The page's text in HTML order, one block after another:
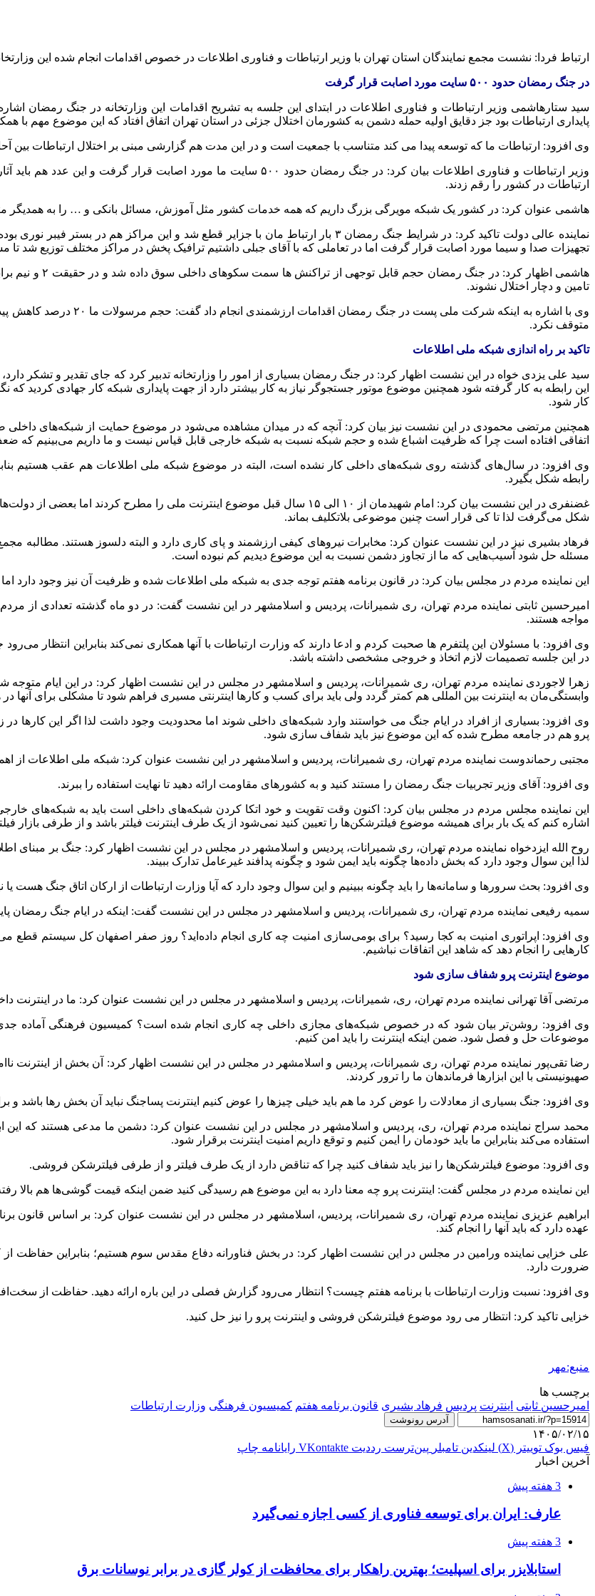
ارتباط فردا: نشست مجمع نمایندگان استان تهران با وزیر ارتباطات و فناوری اطلاعات در خصوص اقدامات انجام شده این وزارتخانه در جنگ رمضان
در جنگ رمضان حدود ۵۰۰ سایت مورد اصابت قرار گرفت
سید ستارهاشمی وزیر ارتباطات و فناوری اطلاعات در ابتدای این جلسه به تشریح اقدامات این وزارتخانه در جنگ رمضان
پایداری ارتباطات بود جز دقایق اولیه حمله دشمن به کشورمان اختلال جزئی در استان تهران اتفاق افتاد که این موضوع مهم
وی افزود: ارتباطات ما که توسعه پیدا می کند متناسب با جمعیت است و در این مدت هم گزارشی مبنی بر اختلال ارتباطات بین
وزیر ارتباطات و فناوری اطلاعات بیان کرد: در جنگ رمضان حدود ۵۰۰ سایت ما
ارتباطات در کشور را رقم زدند.
هاشمی عنوان کرد: در کشور یک شبکه مویرگی بزرگ داریم که همه خدمات کشور مثل آموزش، مسائل بانکی و … را به همدیگر
نماینده عالی دولت تاکید کرد: در شرایط جنگ رمضان ۳ بار ارتباط مان با جزایر قطع شد و این
تجهیزات صدا و سیما مورد اصابت قرار گرفت اما در تعاملی که با آقای جبلی داشتیم ترافیک پخش در مراکز مختلف توزیع شد
تامین و دچار اختلال نشوند.
وی با اشاره به اینکه شرکت
متوقف نکرد.
تاکید بر راه اندازی شبکه ملی اطلاعات
این رابطه به کار گرفته شود همچنین موضوع موتور جستجوگر نیاز به کار بیشتر دارد از جهت پایداری شبکه کار جهادی کردید
کار شود.
همچنین مرتضی محمودی در این نشست نیز بیان کرد: آنچه که در میدان مشاهده می‌شود در موضوع حمایت از شبکه‌های داخلی
اتفاقی افتاده است چرا که ظرفیت اشباع شده و حجم شبکه نسبت به شبکه خارجی قابل قیاس نیست و ما داریم می‌بینیم که
وی افزود: در سال‌های گذشته روی شبکه‌های داخلی کار نشده است، البته در موضوع شبکه ملی اطلاعات هم عقب هستیم
رابطه شکل بگیرد.
غضنفری در این نشست بیان کرد: امام شهیدمان از ۱۰ الی ۱۵ سال قبل موضوع اینترنت ملی
شکل می‌گرفت لذا تا کی قرار است چنین موضوعی بلاتکلیف بماند.
فرهاد بشیری نیز در این نشست عنوان کرد: مخابرات نیروهای کیفی ارزشمند و پای کاری دارد و البته دلسوز هستند. مطالبه
مسئله حل شود آسیب‌هایی که ما از تجاوز دشمن نسبت به این موضوع دیدیم کم نبوده است.
این نماینده مردم در مجلس بیان کرد: در قانون برنامه هفتم توجه جدی به شبکه ملی اطلاعات شده و ظرفیت آن نیز وجود دارد اما
امیرحسین ثابتی نماینده مردم تهران، ری شمیرانات، پردیس و اسلامشهر در این نشست گفت: در دو ماه گذشته تعدادی از
مواجه هستند.
وی افزود: با مسئولان این‌ پلتفرم ها صحبت کردم و ادعا دارند که وزارت ارتباطات با آنها همکاری نمی‌کند بنابراین انتظار
در این جلسه تصمیمات لازم اتخاذ و خروجی مشخصی داشته باشد.
زهرا لاجوردی نماینده مردم تهران، ری شمیرانات، پردیس و اسلامشهر در مجلس در این نشست اظهار کرد: در این ایام
وابستگی‌مان به اینترنت بین المللی هم کمتر گردد ولی باید برای کسب و کارها اینترنتی مسیری فراهم شود تا مشکلی برای آنها
وی افزود: بسیاری از افراد در ایام جنگ می خواستند وارد شبکه‌های داخلی شوند اما محدودیت وجود داشت لذا اگر این
پرو هم در جامعه مطرح شده که این موضوع نیز باید شفاف سازی شود.
مجتبی رحماندوست نماینده مردم تهران، ری شمیرانات، پردیس و اسلامشهر در این نشست عنوان کرد: شبکه ملی اطلاعات از
وی افزود: آقای وزیر تجربیات جنگ رمضان را مستند کنید و به کشورهای مقاومت ارائه دهید تا نهایت استفاده را ببرند.
این نماینده مجلس مردم در مجلس بیان کرد: اکنون وقت تقویت و خود اتکا کردن شبکه‌های داخلی است باید به شبکه‌های خارجی
اشاره کنم که یک بار برای همیشه موضوع فیلترشکن‌ها را تعیین کنید نمی‌شود از یک طرف اینترنت فیلتر باشد و از طرفی بازار
روح الله ایزدخواه نماینده مردم تهران، ری شمیرانات، پردیس و اسلامشهر در مجلس در این نشست اظهار کرد: جنگ بر
لذا این سوال وجود دارد که بخش داده‌ها چگونه باید ایمن شود و چگونه پدافند غیرعامل تدارک ببیند.
وی افزود: بحث سرورها و سامانه‌ها را باید چگونه ببینیم و این سوال وجود دارد که آیا وزارت ارتباطات از ارکان اتاق جنگ هست
سمیه رفیعی نماینده مردم تهران، ری شمیرانات، پردیس و اسلامشهر در مجلس در این نشست گفت: اینکه در ایام جنگ رمضان
وی افزود: اپراتوری امنیت به کجا رسید؟ برای بومی‌سازی امنیت چه کاری انجام داده‌اید؟ روز صفر اصفهان کل سیستم قطع
کارهایی را انجام دهد که شاهد این اتفاقات نباشیم.
موضوع اینترنت پرو شفاف سازی شود
مرتضی آقا تهرانی نماینده مردم تهران، ری، شمیرانات، پردیس و اسلامشهر در مجلس در این نشست عنوان کرد: ما در
وی افزود: روشن‌تر بیان شود که در خصوص شبکه‌های مجازی داخلی چه کاری انجام شده است؟ کمیسیون فرهنگی آماده جدی
موضوعات حل و فصل شود. ضمن اینکه اینترنت را باید امن کنیم.
رضا تقی‌پور نماینده مردم تهران، ری شمیرانات، پردیس و اسلامشهر در مجلس در این نشست اظهار کرد: آن بخش از اینترنت
صهیونیستی با این ابزارها فرماندهان ما را ترور کردند.
وی افزود: جنگ بسیاری از معادلات را عوض کرد ما هم باید خیلی چیزها را عوض کنیم اینترنت پساجنگ نباید آن بخش رها باشد و
محمد سراج نماینده مردم تهران، ری، پردیس و اسلامشهر در مجلس در این نشست عنوان کرد: دشمن ما مدعی هستند که این
استفاده می‌کند بنابراین ما باید خودمان را ایمن کنیم و توقع داریم امنیت اینترنت برقرار شود.
وی افزود: موضوع فیلترشکن‌ها را نیز باید شفاف کنید چرا که تناقض دارد از یک طرف فیلتر و از طرفی فیلترشکن فروشی.
این نماینده مردم در مجلس گفت: اینترنت پرو چه معنا دارد به این موضوع هم رسیدگی کنید ضمن اینکه قیمت گوشی‌ها هم بالا
عهده دارد که باید آنها را انجام کند.
علی خزایی نماینده ورامین در مجلس در این نشست اظهار کرد: در بخش فناورانه دفاع مقدس سوم هستیم؛ بنابراین حفاظت از
ضرورت دارد.
وی افزود: نسبت وزارت ارتباطات با برنامه هفتم چیست؟ انتظار می‌رود گزارش فصلی در این باره ارائه دهید. حفاظت از
خزایی تاکید کرد: انتظار می رود موضوع فیلترشکن فروشی و اینترنت پرو را نیز حل کنید.
منبع:مهر
برچسب ها
امیرحسین ثابتی اینترنت پردیس فرهاد بشیری قانون برنامه هفتم کمیسیون فرهنگی وزارت ارتباطات
آدرس رونوشت
۱۴۰۵/۰۲/۱۵
فیس بوک توییتر (X) لینکدین ‫تامبلر ‫پین‌ترست ‫رددیت ‫VKontakte رایانامه چاپ
آخرین اخبار
3 هفته پیش
عارف: ایران برای توسعه فناوری از کسی اجازه نمی‌گیرد
3 هفته پیش
استابلایزر برای اسپلیت؛ بهترین راهکار برای محافظت از کولر گازی در برابر نوسانات برق